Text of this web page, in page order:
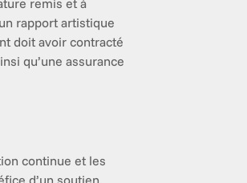
remis et à
rapport artistique
doit avoir contracté
qu’une assurance
continue et les
d’un soutien.